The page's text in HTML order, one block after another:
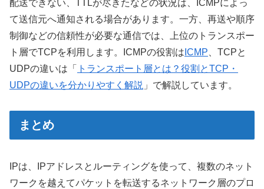
配送できない、TTLが尽きたなどの状況は、ICMPによっ
て送信元へ通知される場合があります。一方、再送や順序
制御などの信頼性が必要な通信では、上位のトランスポー
ト層でTCPを利用します。ICMPの役割は ICMP 、TCPと
UDPの違いは「
トランスポート層とは？役割とTCP・
UDPの違いを分かりやすく解説 」で解説しています。
まとめ
IPは、IPアドレスとルーティングを使って、複数のネット
ワークを越えてパケットを転送するネットワーク層のプロ